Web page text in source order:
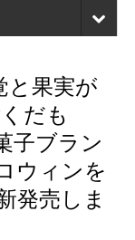
と果実が
だも
子ブラン
ウィンを
発売しま